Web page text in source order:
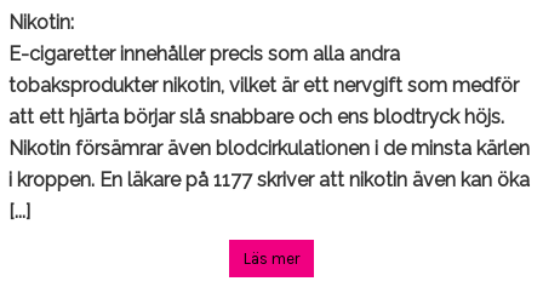
Vattenpipor
(6) Lagar och regler
Behöver du hjälp?
Nikotin:
E-cigaretter innehåller precis som alla andra
tobaksprodukter nikotin, vilket är ett nervgift som medför
att ett hjärta börjar slå snabbare och ens blodtryck höjs.
Nikotin försämrar även blodcirkulationen i de minsta kärlen
i kroppen. En läkare på 1177 skriver att nikotin även kan öka
[...]
Läs mer